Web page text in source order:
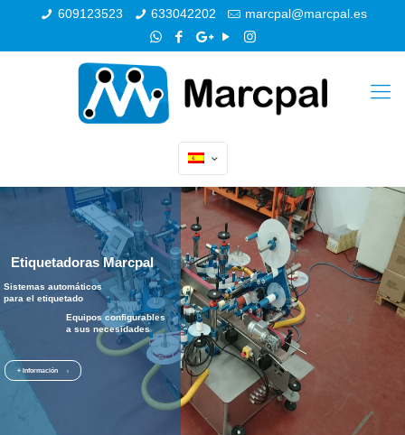
609123523 633042202 marcpal@marcpal.es
Etiquetadoras Marcpal
Sistemas automáticos
para el etiquetado
+ Información
Equipos configurables
a sus necesidades